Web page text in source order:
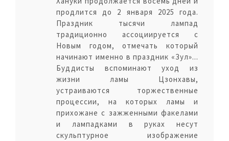
продлится до 2 января 2025 года.
Праздник тысячи лампад
традиционно ассоциируется с
Новым годом, отмечать который
начинают именно в праздник «Зул»...
Буддисты вспоминают уход из
жизни ламы Цзонхавы,
устраиваются торжественные
процессии, на которых ламы и
прихожане с зажженными факелами
и лампадками в руках несут
скульптурное изображение